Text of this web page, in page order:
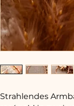
Strahlendes